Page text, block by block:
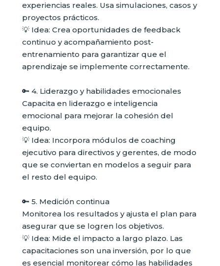
experiencias reales. Usa simulaciones, casos y
proyectos prácticos.
💡 Idea: Crea oportunidades de feedback
continuo y acompañamiento post-
entrenamiento para garantizar que el
aprendizaje se implemente correctamente.
🔑 4. Liderazgo y habilidades emocionales
Capacita en liderazgo e inteligencia
emocional para mejorar la cohesión del
equipo.
💡 Idea: Incorpora módulos de coaching
ejecutivo para directivos y gerentes, de modo
que se conviertan en modelos a seguir para
el resto del equipo.
🔑 5. Medición continua
Monitorea los resultados y ajusta el plan para
asegurar que se logren los objetivos.
💡 Idea: Mide el impacto a largo plazo. Las
capacitaciones son una inversión, por lo que
es esencial monitorear cómo las habilidades